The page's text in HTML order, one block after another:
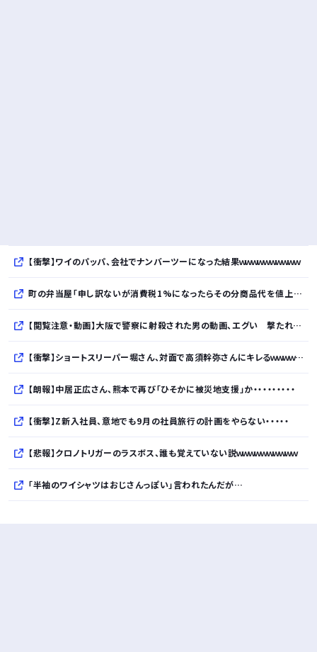
【衝撃】ワイのパッパ、会社でナンバーツーになった結果ｗｗｗｗｗｗｗｗｗｗ
町の弁当屋「申し訳ないが消費税1%になったらその分商品代を値上げするわ」
【閲覧注意・動画】大阪で警察に射殺された男の動画、エグい 撃たれてから叫びながら苦しみもがいて死ぬ
【衝撃】ショートスリーパー堀さん、対面で高須幹弥さんにキレるｗｗｗｗｗｗｗｗｗｗ
【朗報】中居正広さん、熊本で再び「ひそかに被災地支援」か・・・・・・・・・
【衝撃】Z新入社員、意地でも9月の社員旅行の計画をやらない・・・・・
【悲報】クロノトリガーのラスボス、誰も覚えていない説ｗｗｗｗｗｗｗｗｗｗ
「半袖のワイシャツはおじさんっぽい」言われたんだが…